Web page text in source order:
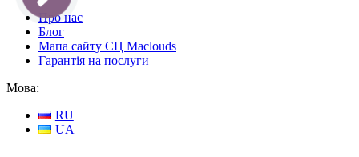
Про нас
Блог
Мапа сайту СЦ Maclouds
Гарантія на послуги
Мова:
RU
UA